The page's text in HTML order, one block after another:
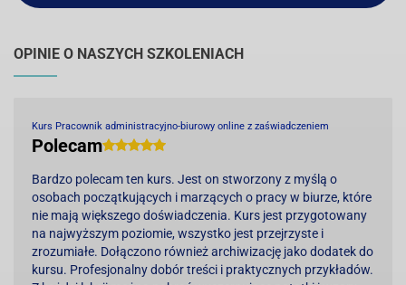
OPINIE O NASZYCH SZKOLENIACH
Kurs Pracownik administracyjno-biurowy online z zaświadczeniem
Polecam
Bardzo polecam ten kurs. Jest on stworzony z myślą o
osobach początkujących i marzących o pracy w biurze, które
nie mają większego doświadczenia. Kurs jest przygotowany
na najwyższym poziomie, wszystko jest przejrzyste i
zrozumiałe. Dołączono również archiwizację jako dodatek do
kursu. Profesjonalny dobór treści i praktycznych przykładów.